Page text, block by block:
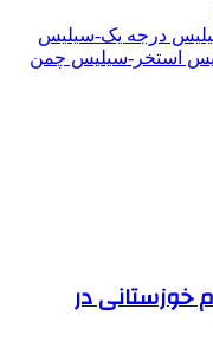
درجه یک-سیلیس
استخر-سیلیس چمن
خوزستانی در